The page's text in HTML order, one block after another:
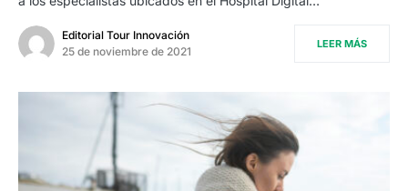
Editorial Tour Innovación
25 de noviembre de 2021
LEER MÁS